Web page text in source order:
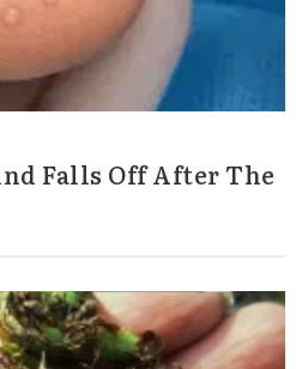
Falls Off After The